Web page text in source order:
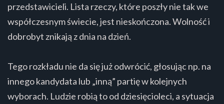
przedstawicieli. Lista rzeczy, które poszły nie tak we
współczesnym świecie, jest nieskończona. Wolność i
dobrobyt znikają z dnia na dzień.
Tego rozkładu nie da się już odwrócić, głosując np. na
innego kandydata lub „inną” partię w kolejnych
wyborach. Ludzie robią to od dziesięcioleci, a sytuacja